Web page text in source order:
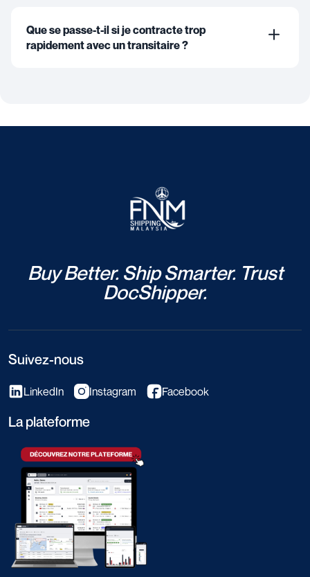
Que se passe-t-il si je contracte trop
rapidement avec un transitaire ?
Buy Better. Ship Smarter. Trust
DocShipper.
Suivez-nous
LinkedIn Instagram Facebook
La plateforme